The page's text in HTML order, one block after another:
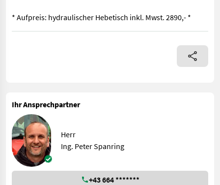
* Aufpreis: hydraulischer Hebetisch inkl. Mwst. 2890,- *
✅mit Förderband 5m ✅schwenkbar ✅WW Gelenkwelle ✅4-
Ihr Ansprechpartner
Herr
Ing. Peter Spanring
+43 664 *******